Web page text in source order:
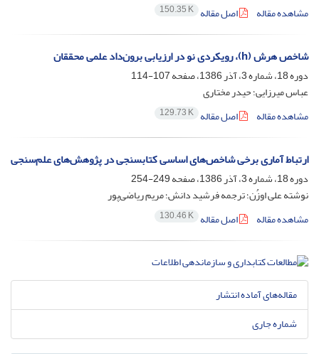
مشاهده مقاله
اصل مقاله 150.35 K
شاخص هرش (h)، رویکردی نو در ارزیابی برون‌داد علمی محققان
دوره 18، شماره 3، آذر 1386، صفحه
107-114
عباس میرزایی؛ حیدر مختاری
مشاهده مقاله
اصل مقاله 129.73 K
ارتباط آماری برخی شاخص‌های اساسی کتابسنجی در پژوهش‌های علم‌سنجی
دوره 18، شماره 3، آذر 1386، صفحه
249-254
نوشته علی اوزُن؛ ترجمه فرشید دانش؛ مریم ریاضی‌پور
مشاهده مقاله
اصل مقاله 130.46 K
مقاله‌های آماده انتشار
شماره جاری